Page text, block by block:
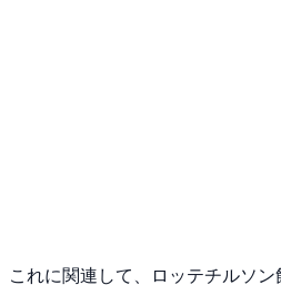
これに関連して、ロッテチルソ